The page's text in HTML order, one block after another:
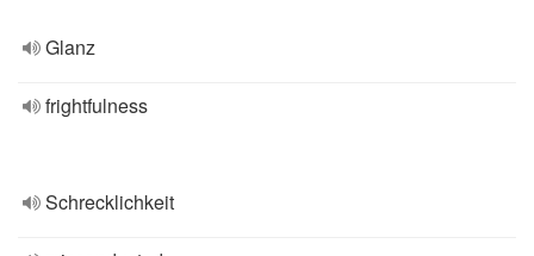
Glanz
frightfulness
Schrecklichkeit